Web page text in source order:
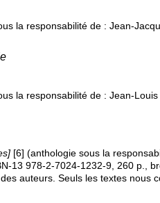
la responsabilité de : Jean-
la responsabilité de : Jean-
[6] (anthologie sous la
13 978-2-7024-1232-9 , 260 p.,
auteurs. Seuls les textes nous